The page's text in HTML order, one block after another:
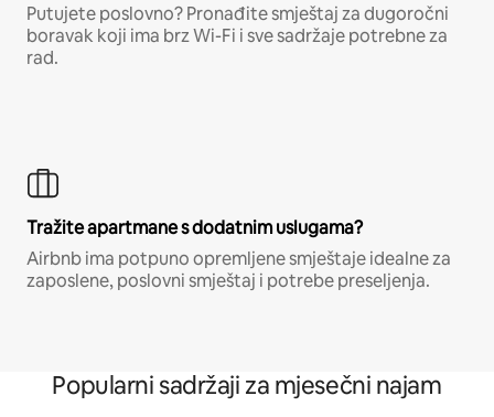
Putujete poslovno? Pronađite smještaj za dugoročni
boravak koji ima brz Wi-Fi i sve sadržaje potrebne za
rad.
Tražite apartmane s dodatnim uslugama?
Airbnb ima potpuno opremljene smještaje idealne za
zaposlene, poslovni smještaj i potrebe preseljenja.
Popularni sadržaji za mjesečni najam